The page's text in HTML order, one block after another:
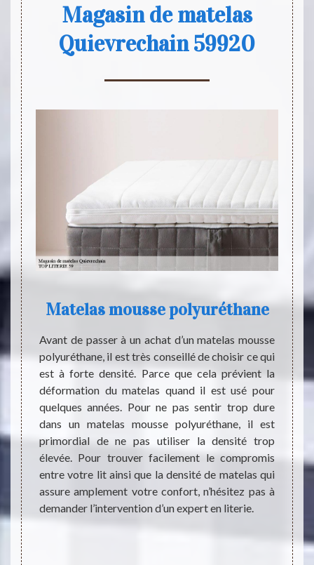
Magasin de matelas
Quievrechain 59920
de
la
sans
plus
pour
59,
en
un
la
Matelas mousse polyuréthane
Avant de passer à un achat d’un matelas mousse
polyuréthane, il est très conseillé de choisir ce qui
est à forte densité. Parce que cela prévient la
déformation du matelas quand il est usé pour
quelques années. Pour ne pas sentir trop dure
dans un matelas mousse polyuréthane, il est
primordial de ne pas utiliser la densité trop
élevée. Pour trouver facilement le compromis
entre votre lit ainsi que la densité de matelas qui
assure amplement votre confort, n’hésitez pas à
demander l’intervention d’un expert en literie.
Les
à
En
vaut